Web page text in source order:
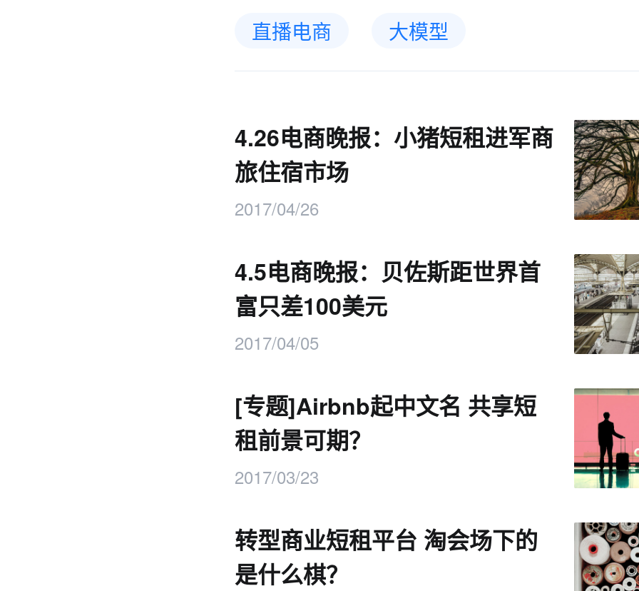
直播电商
大模型
4.26电商晚报：小猪短租进军商
旅住宿市场
2017/04/26
4.5电商晚报：贝佐斯距世界首
富只差100美元
2017/04/05
[专题]Airbnb起中文名 共享短
租前景可期？
2017/03/23
转型商业短租平台 淘会场下的
是什么棋？